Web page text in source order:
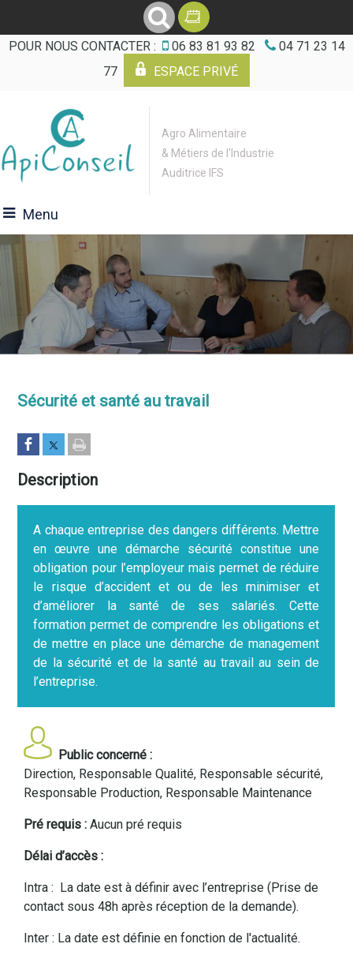
POUR NOUS CONTACTER : 06 83 81 93 82
04 71 23 14
77
ESPACE PRIVÉ
Agro Alimentaire
& Métiers de l'Industrie
Auditrice IFS
Menu
Sécurité et santé au travail
Description
A chaque entreprise des dangers différents. Mettre
en œuvre une démarche sécurité constitue une
obligation pour l’employeur mais permet de réduire
le risque d’accident et ou de les minimiser et
d’améliorer la santé de ses salariés. Cette
formation permet de comprendre les obligations et
de mettre en place une démarche de management
de la sécurité et de la santé au travail au sein de
l’entreprise.
Public concerné :
Direction, Responsable Qualité, Responsable sécurité,
Responsable Production, Responsable Maintenance
Pré requis :Aucun pré requis
Délai d’accès :
Intra : La date est à définir avec l’entreprise (Prise de
contact sous 48h après réception de la demande).
Inter : La date est définie en fonction de l'actualité.